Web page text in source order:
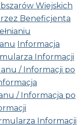
Wiejskich
Beneficjenta
Informacja
Informacji
/ Informacji po
/ Informacja po
Informacji